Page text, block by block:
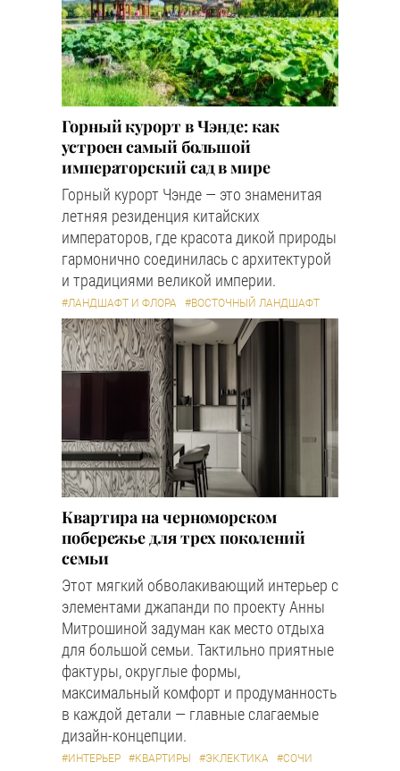
Горный курорт в Чэнде: как
устроен самый большой
императорский сад в мире
Горный курорт Чэнде — это знаменитая
летняя резиденция китайских
императоров, где красота дикой природы
гармонично соединилась с архитектурой
и традициями великой империи.
#ЛАНДШАФТ И ФЛОРА #ВОСТОЧНЫЙ ЛАНДШАФТ
Квартира на черноморском
побережье для трех поколений
семьи
Этот мягкий обволакивающий интерьер с
элементами джапанди по проекту Анны
Митрошиной задуман как место отдыха
для большой семьи. Тактильно приятные
фактуры, округлые формы,
максимальный комфорт и продуманность
в каждой детали — главные слагаемые
дизайн-концепции.
#ИНТЕРЬЕР #КВАРТИРЫ #ЭКЛЕКТИКА #СОЧИ